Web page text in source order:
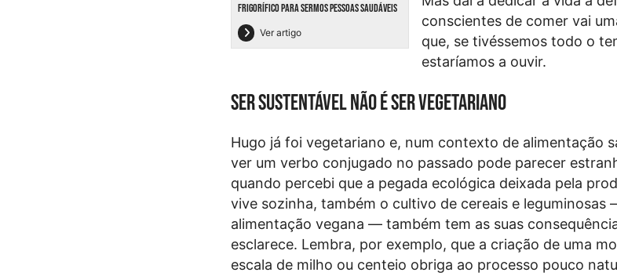
FRIGORÍFICO PARA SERMOS PESSOAS SAUDÁVEIS
Ver artigo
conscientes de comer vai
que, se tivéssemos todo o
estaríamos a ouvir.
Ser sustentável não é ser vegetariano
Hugo já foi vegetariano e, num contexto de alimentação
ver um verbo conjugado no passado pode parecer
quando percebi que a pegada ecológica deixada pela
vive sozinha, também o cultivo de cereais e leguminosas
alimentação vegana — também tem as suas
esclarece. Lembra, por exemplo, que a criação de uma
escala de milho ou centeio obriga ao processo pouco